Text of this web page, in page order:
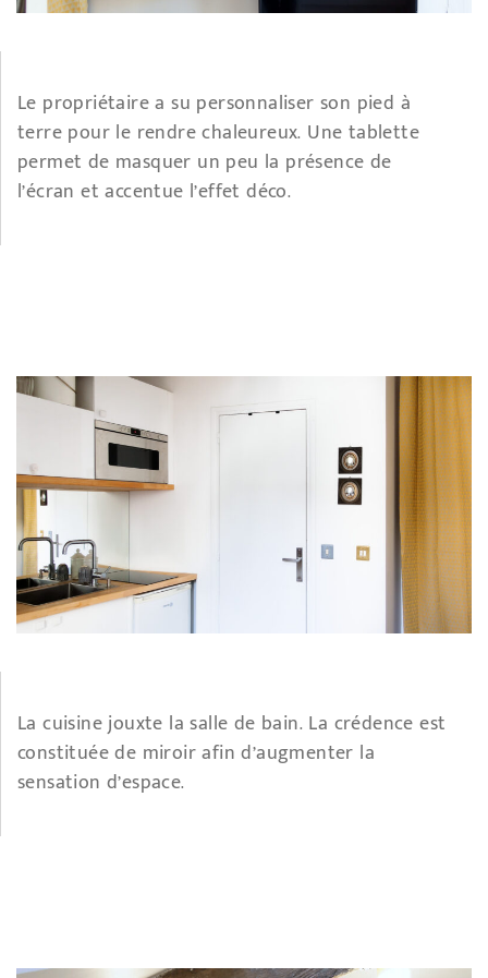
Le propriétaire a su personnaliser son pied à
terre pour le rendre chaleureux. Une tablette
permet de masquer un peu la présence de
l’écran et accentue l’effet déco.
La cuisine jouxte la salle de bain. La crédence est
constituée de miroir afin d’augmenter la
sensation d’espace.